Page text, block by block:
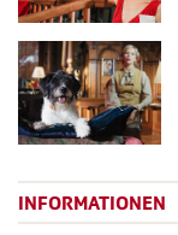
INFORMATIONEN